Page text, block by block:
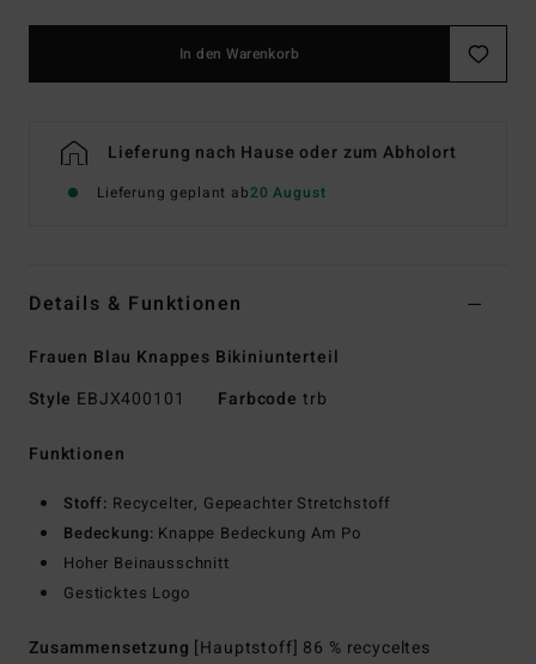
In den Warenkorb
Lieferung nach Hause oder zum Abholort
Lieferung geplant ab20 August
Details & Funktionen
Frauen Blau Knappes Bikiniunterteil
Style EBJX400101 Farbcode trb
Funktionen
Stoff: Recycelter, Gepeachter Stretchstoff
Bedeckung: Knappe Bedeckung Am Po
Hoher Beinausschnitt
Gesticktes Logo
Zusammensetzung [Hauptstoff] 86 % recyceltes